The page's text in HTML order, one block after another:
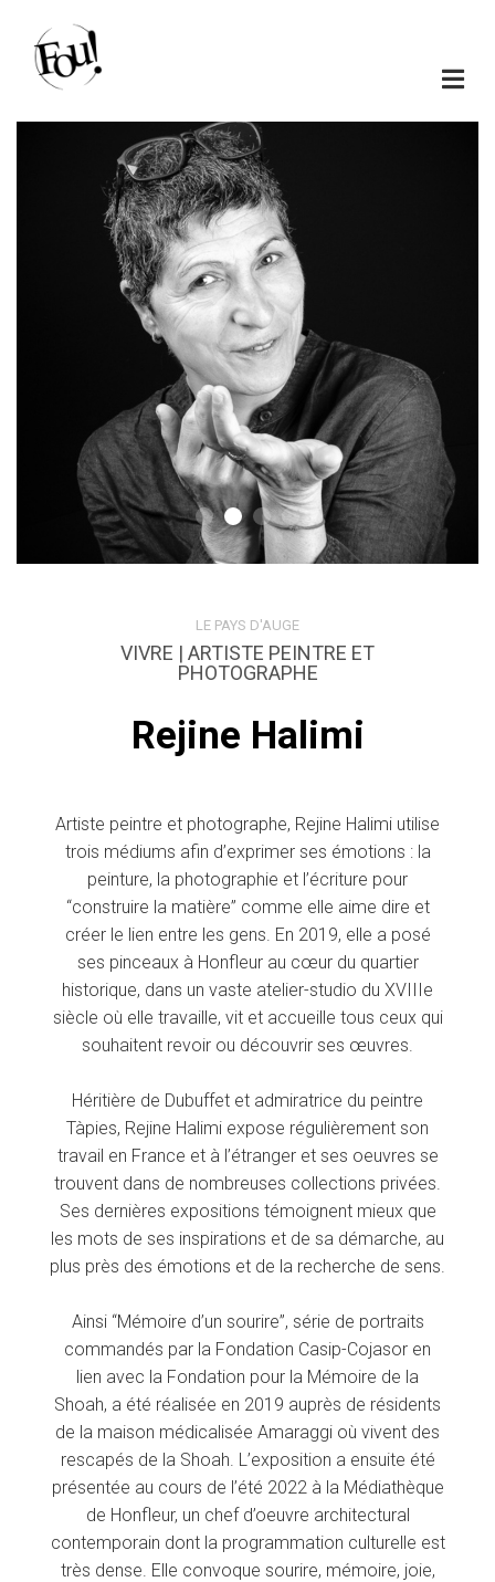
LE PAYS D'AUGE
VIVRE | ARTISTE PEINTRE ET
PHOTOGRAPHE
Rejine Halimi
Artiste peintre et photographe, Rejine Halimi utilise
trois médiums afin d’exprimer ses émotions : la
peinture, la photographie et l’écriture pour
“construire la matière” comme elle aime dire et
créer le lien entre les gens. En 2019, elle a posé
ses pinceaux à Honfleur au cœur du quartier
historique, dans un vaste atelier-studio du XVIIIe
siècle où elle travaille, vit et accueille tous ceux qui
souhaitent revoir ou découvrir ses œuvres.
Héritière de Dubuffet et admiratrice du peintre
Tàpies, Rejine Halimi expose régulièrement son
travail en France et à l’étranger et ses oeuvres se
trouvent dans de nombreuses collections privées.
Ses dernières expositions témoignent mieux que
les mots de ses inspirations et de sa démarche, au
plus près des émotions et de la recherche de sens.
Ainsi “Mémoire d’un sourire”, série de portraits
commandés par la Fondation Casip-Cojasor en
lien avec la Fondation pour la Mémoire de la
Shoah, a été réalisée en 2019 auprès de résidents
de la maison médicalisée Amaraggi où vivent des
rescapés de la Shoah. L’exposition a ensuite été
présentée au cours de l’été 2022 à la Médiathèque
de Honfleur, un chef d’oeuvre architectural
contemporain dont la programmation culturelle est
très dense. Elle convoque sourire, mémoire, joie,